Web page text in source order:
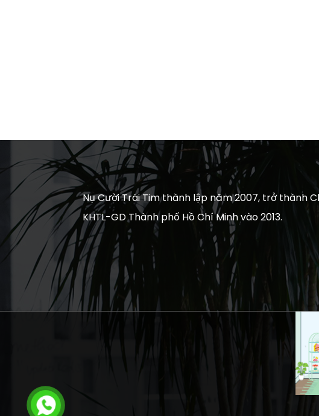
Nụ Cười Trái Tim thành lập năm 2007, trở thành
KHTL-GD Thành phố Hồ Chí Minh vào 2013.